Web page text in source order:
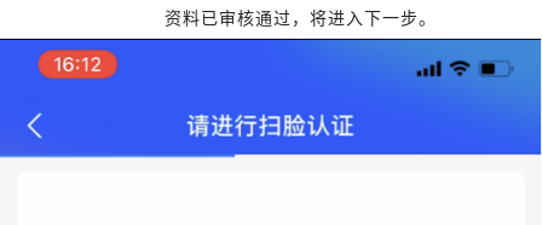
资料已审核通过，将进入下一步。